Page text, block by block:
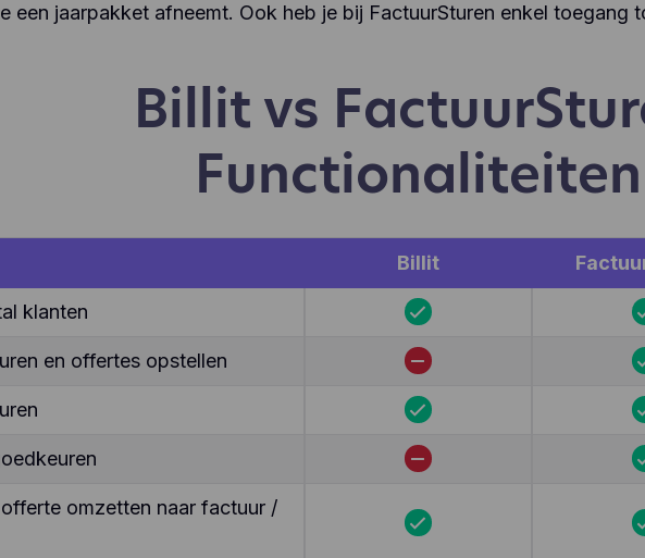
een jaarpakket afneemt. Ook heb je bij FactuurSturen enkel toegang
Billit vs
Functionaliteiten
Billit
klanten
en offertes opstellen
omzetten naar factuur /